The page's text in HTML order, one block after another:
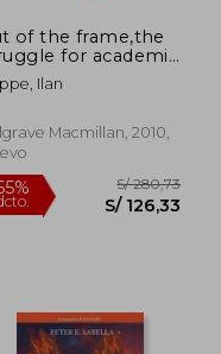
of the frame,the
for academic
in israel
Ilan
Macmillan, 2010,